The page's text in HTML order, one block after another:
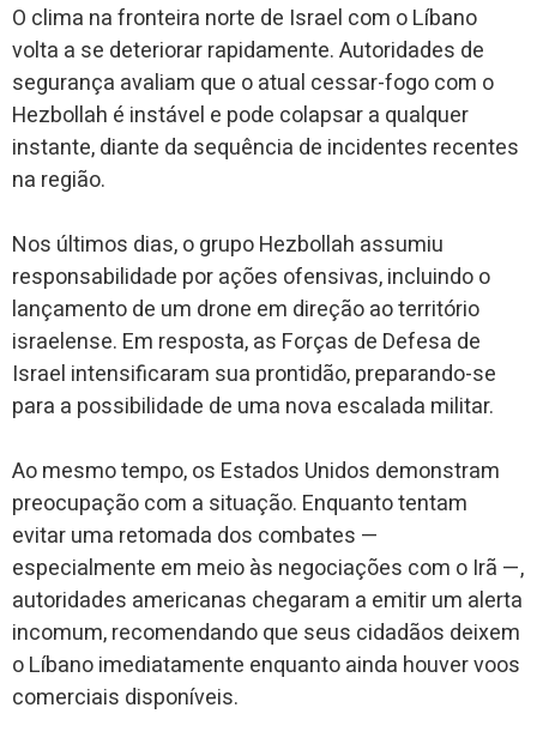
O clima na fronteira norte de Israel com o Líbano
volta a se deteriorar rapidamente. Autoridades de
segurança avaliam que o atual cessar-fogo com o
Hezbollah é instável e pode colapsar a qualquer
instante, diante da sequência de incidentes recentes
na região.
Nos últimos dias, o grupo Hezbollah assumiu
responsabilidade por ações ofensivas, incluindo o
lançamento de um drone em direção ao território
israelense. Em resposta, as Forças de Defesa de
Israel intensificaram sua prontidão, preparando-se
para a possibilidade de uma nova escalada militar.
Ao mesmo tempo, os Estados Unidos demonstram
preocupação com a situação. Enquanto tentam
evitar uma retomada dos combates —
especialmente em meio às negociações com o Irã —,
autoridades americanas chegaram a emitir um alerta
incomum, recomendando que seus cidadãos deixem
o Líbano imediatamente enquanto ainda houver voos
comerciais disponíveis.